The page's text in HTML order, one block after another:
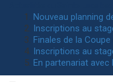
Nouveau planning
Inscriptions au
Finales de la
Inscriptions au
En partenariat